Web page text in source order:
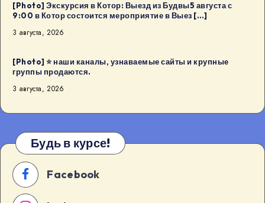
Kaffa
августа
18:00
в
[…]
[Photo] Экскурсия в Котор: Выезд из Будвы5 августа с
9:00 в Котор состоится мероприятие в Выез […]
3 августа, 2026
[Photo] ⭐️ наши каналы, узнаваемые сайты и крупные
группы продаются.
3 августа, 2026
Будь в курсе!
Facebook